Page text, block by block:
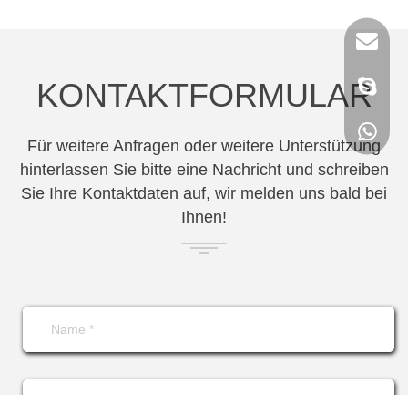
KONTAKTFORMULAR
Für weitere Anfragen oder weitere Unterstützung
hinterlassen Sie bitte eine Nachricht und schreiben
Sie Ihre Kontaktdaten auf, wir melden uns bald bei
Ihnen!